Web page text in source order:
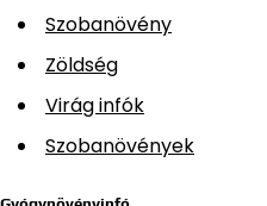
Szobanövény
Zöldség
Virág infók
Szobanövények